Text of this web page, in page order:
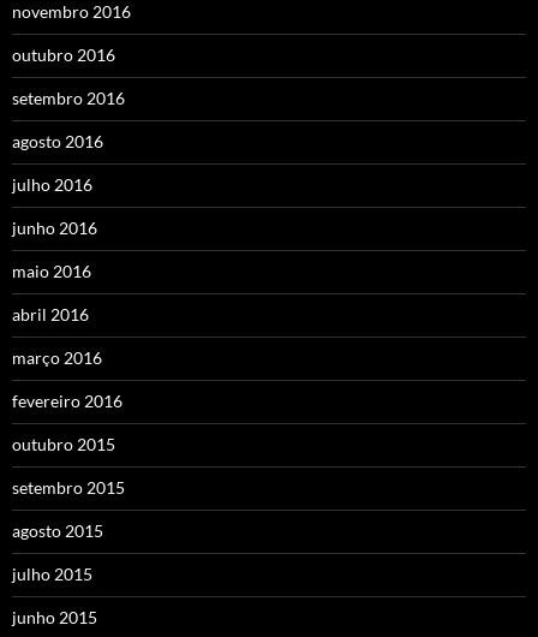
novembro 2016
outubro 2016
setembro 2016
agosto 2016
julho 2016
junho 2016
maio 2016
abril 2016
março 2016
fevereiro 2016
outubro 2015
setembro 2015
agosto 2015
julho 2015
junho 2015